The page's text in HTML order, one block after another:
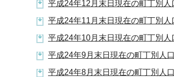
平成24年12月末日現在の町丁別人
平成24年11月末日現在の町丁別人
平成24年10月末日現在の町丁別人
平成24年9月末日現在の町丁別人
平成24年8月末日現在の町丁別人